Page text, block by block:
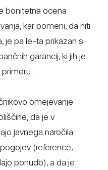
bonitetna ocena
kar pomeni, da niti
je pa le-ta prikazan s
garancij, ki jih je
omejevanje
da je v
javnega naročila
(reference,
ponudb), a da je